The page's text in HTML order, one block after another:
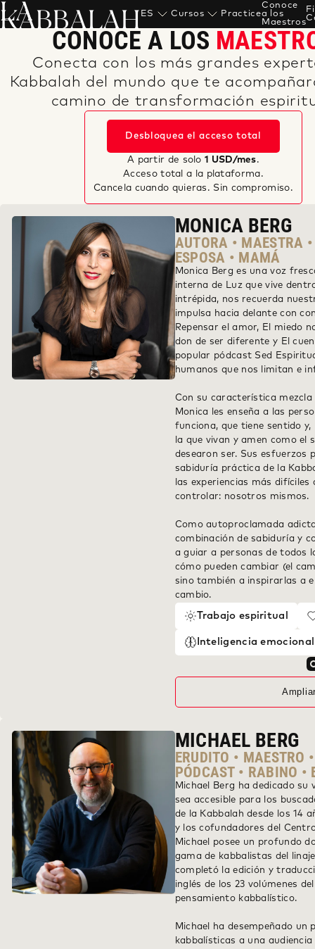
LA
KABBALAH ES Cursos Practice
Conoce
a los
Maestros
CONOCE A LOS
Conecta con los más grandes
Kabbalah del mundo que te
camino de transformación
Desbloquea el acceso total
A partir de solo1 USD/mes.
Acceso total a la plataforma.
Cancela cuando quieras. Sin compromiso.
MONICA BERG
AUTORA • MAESTRA
ESPOSA • MAMÁ
Monica Berg es una voz
interna de Luz que vive
intrépida, nos recuerda
impulsa hacia delante con
Repensar el amor, El miedo
don de ser diferente y El
popular pódcast Sed
humanos que nos limitan e
Con su característica mezcla
Monica les enseña a las
funciona, que tiene sentido
la que vivan y amen como el
desearon ser. Sus esfuerzos
sabiduría práctica de la
las experiencias más
controlar: nosotros mismos.
Como autoproclamada
combinación de sabiduría y
a guiar a personas de todos
cómo pueden cambiar (el
sino también a inspirarlas a
cambio.
Trabajo espiritual
Inteligencia emocional
MICHAEL BERG
ERUDITO • MAESTRO
PÓDCAST • RABINO •
Michael Berg ha dedicado
sea accesible para los
de la Kabbalah desde los 14
y los cofundadores del
Michael posee un profundo
gama de kabbalistas del
completó la edición y
inglés de los 23 volúmenes
pensamiento kabbalístico.
Michael ha desempeñado un
kabbalísticas a una